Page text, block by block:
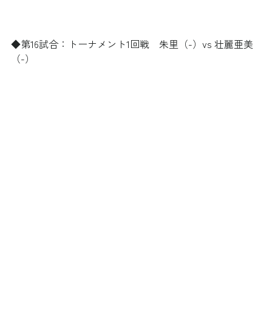
◆第16試合：トーナメント1回戦　朱里（-）vs 壮麗亜美
（-）